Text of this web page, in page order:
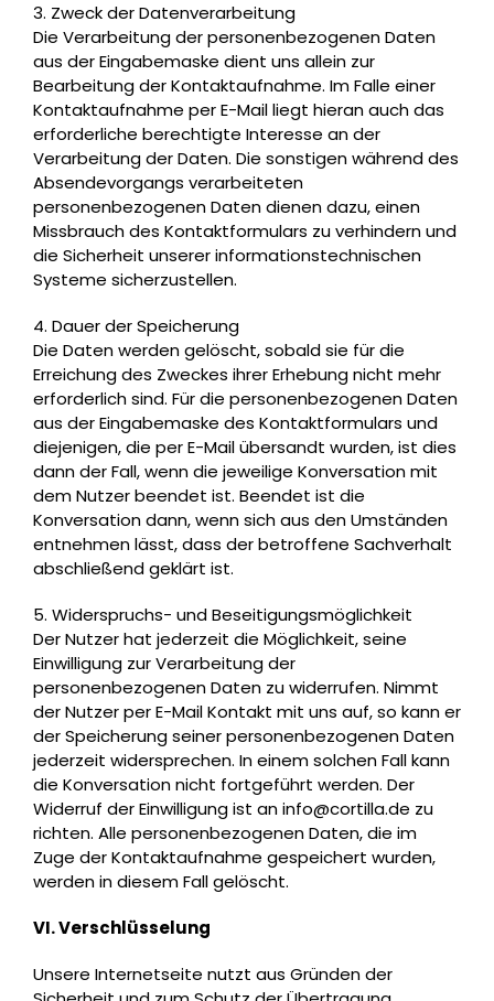
3. Zweck der Datenverarbeitung
Die Verarbeitung der personenbezogenen Daten
aus der Eingabemaske dient uns allein zur
Bearbeitung der Kontaktaufnahme. Im Falle einer
Kontaktaufnahme per E-Mail liegt hieran auch das
erforderliche berechtigte Interesse an der
Verarbeitung der Daten. Die sonstigen während des
Absendevorgangs verarbeiteten
personenbezogenen Daten dienen dazu, einen
Missbrauch des Kontaktformulars zu verhindern und
die Sicherheit unserer informationstechnischen
Systeme sicherzustellen.
4. Dauer der Speicherung
Die Daten werden gelöscht, sobald sie für die
Erreichung des Zweckes ihrer Erhebung nicht mehr
erforderlich sind. Für die personenbezogenen Daten
aus der Eingabemaske des Kontaktformulars und
diejenigen, die per E-Mail übersandt wurden, ist dies
dann der Fall, wenn die jeweilige Konversation mit
dem Nutzer beendet ist. Beendet ist die
Konversation dann, wenn sich aus den Umständen
entnehmen lässt, dass der betroffene Sachverhalt
abschließend geklärt ist.
5. Widerspruchs- und Beseitigungsmöglichkeit
Der Nutzer hat jederzeit die Möglichkeit, seine
Einwilligung zur Verarbeitung der
personenbezogenen Daten zu widerrufen. Nimmt
der Nutzer per E-Mail Kontakt mit uns auf, so kann er
der Speicherung seiner personenbezogenen Daten
jederzeit widersprechen. In einem solchen Fall kann
die Konversation nicht fortgeführt werden. Der
Widerruf der Einwilligung ist an info@cortilla.de zu
richten. Alle personenbezogenen Daten, die im
Zuge der Kontaktaufnahme gespeichert wurden,
werden in diesem Fall gelöscht.
VI. Verschlüsselung
Unsere Internetseite nutzt aus Gründen der